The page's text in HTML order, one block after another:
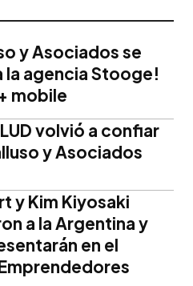
y Asociados se
la agencia Stooge!
mobile
volvió a confiar
y Asociados
y Kim Kiyosaki
a la Argentina y
en el